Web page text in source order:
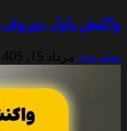
واکنش پاول دوروف
سئو بوی مرداد 15, 1405